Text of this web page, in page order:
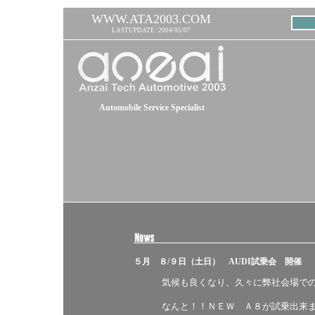
WWW.ATA2003.COM
LASTUPDATE: 2004/05/07
Automobile Service Specialist
５月 ８/９日（土日） AUDI試乗会 開催
気候も良くなり、久々に弊社会場で
なんと！！ＮＥＷ Ａ８が試乗出来